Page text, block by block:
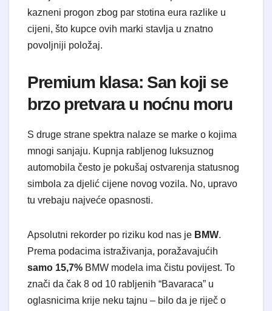
kazneni progon zbog par stotina eura razlike u
cijeni, što kupce ovih marki stavlja u znatno
povoljniji položaj.
Premium klasa: San koji se
brzo pretvara u noćnu moru
S druge strane spektra nalaze se marke o kojima
mnogi sanjaju. Kupnja rabljenog luksuznog
automobila često je pokušaj ostvarenja statusnog
simbola za djelić cijene novog vozila. No, upravo
tu vrebaju najveće opasnosti.
Apsolutni rekorder po riziku kod nas je BMW.
Prema podacima istraživanja, poražavajućih
samo 15,7% BMW modela ima čistu povijest. To
znači da čak 8 od 10 rabljenih “Bavaraca” u
oglasnicima krije neku tajnu – bilo da je riječ o